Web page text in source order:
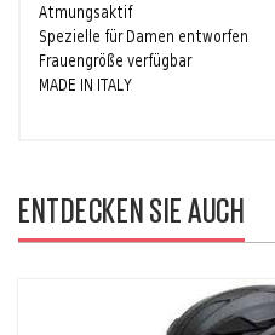
Atmungsaktif
Spezielle für Damen entworfen
Frauengröße verfügbar
MADE IN ITALY
ENTDECKEN SIE AUCH